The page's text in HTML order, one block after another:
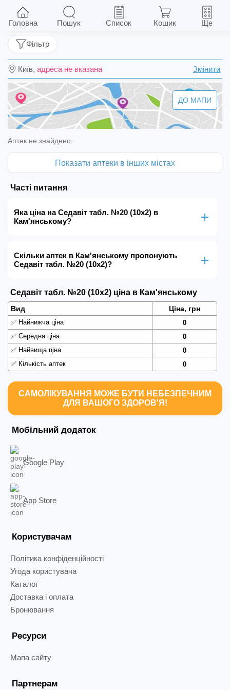
Седавіт табл. №20 (10х2)
Київ, адреса не вказана Змінити
Фільтр
ДО МАПИ
Аптек не знайдено.
Показати аптеки в інших містах
Часті питання
Яка ціна на Седавіт табл. №20 (10х2) в
Кам'янському?
Скільки аптек в Кам'янському пропонують
Седавіт табл. №20 (10х2)?
Седавіт табл. №20 (10х2) ціна в Кам'янському
Вид Ціна, грн
✅ Найнижча ціна
0
✅ Середня ціна
0
✅ Найвища ціна
0
✅ Кількість аптек 0
САМОЛІКУВАННЯ МОЖЕ БУТИ НЕБЕЗПЕЧНИМ
ДЛЯ ВАШОГО ЗДОРОВ'Я!
Мобільний додаток
Google Play
App Store
Користувачам
Політика конфіденційності
Угода користувача
Каталог
Доставка і оплата
Бронювання
Ресурси
Мапа сайту
Партнерам
Головна Пошук Список Кошик Ще